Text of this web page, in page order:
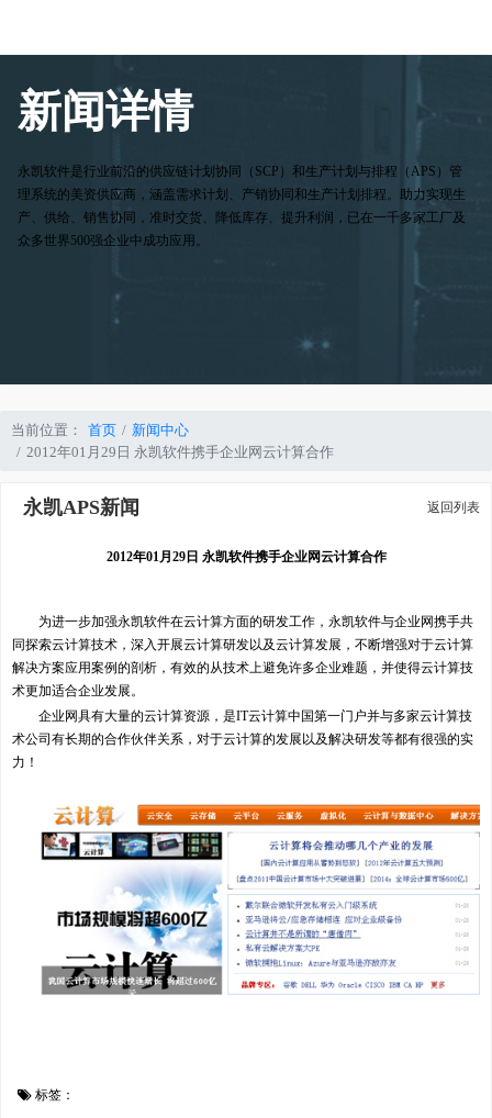
新闻详情
永凯软件是行业前沿的供应链计划协同（SCP）和生产计划与排程（APS）管
理系统的美资供应商，涵盖需求计划、产销协同和生产计划排程。助力实现生
产、供给、销售协同，准时交货、降低库存、提升利润，已在一千多家工厂及
众多世界500强企业中成功应用。
当前位置： 首页
新闻中心
2012年01月29日 永凯软件携手企业网云计算合作
永凯APS新闻 返回列表
2012年01月29日 永凯软件携手企业网云计算合作
为进一步加强永凯软件在云计算方面的研发工作，永凯软件与企业网携手共
同探索云计算技术，深入开展云计算研发以及云计算发展，不断增强对于云计算
解决方案应用案例的剖析，有效的从技术上避免许多企业难题，并使得云计算技
术更加适合企业发展。
企业网具有大量的云计算资源，是IT云计算中国第一门户并与多家云计算技
术公司有长期的合作伙伴关系，对于云计算的发展以及解决研发等都有很强的实
力！
标签：